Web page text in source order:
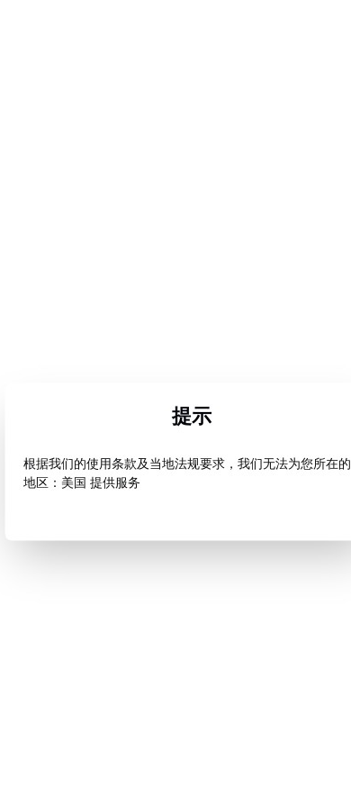
提示
根据我们的使用条款及当地法规要求，我们无法为您所在的
地区：美国 提供服务